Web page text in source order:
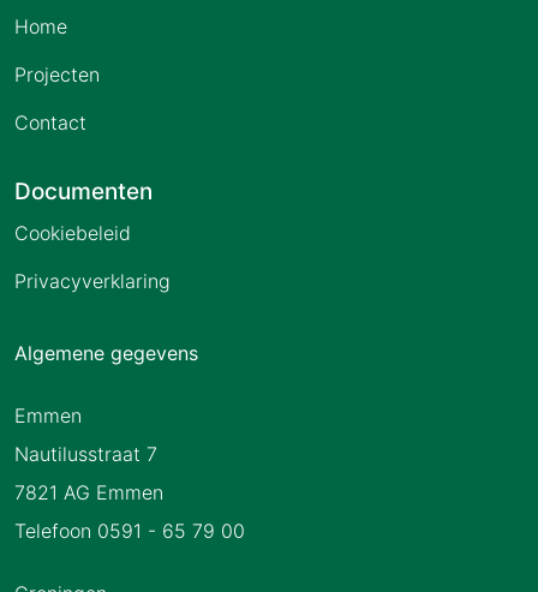
Home
Projecten
Contact
Documenten
Cookiebeleid
Privacyverklaring
Algemene gegevens
Emmen
Nautilusstraat 7
7821 AG Emmen
Telefoon 0591 - 65 79 00